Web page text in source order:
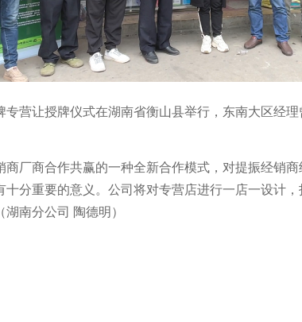
专营让授牌仪式在湖南省衡山县举行，东南大区经
商厂商合作共赢的一种全新合作模式，对提振经销
分重要的意义。公司将对专营店进行一店一设计
南分公司 陶德明）